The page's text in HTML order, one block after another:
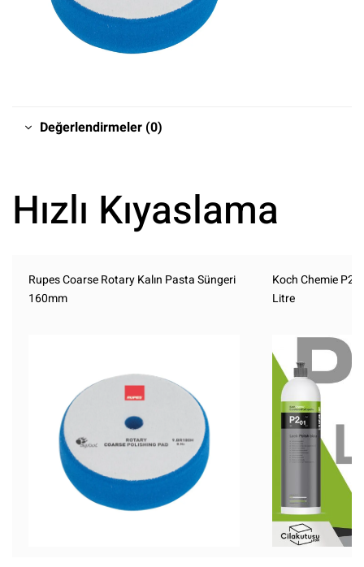
Değerlendirmeler (0)
Hızlı Kıyaslama
Rupes Coarse Rotary Kalın Pasta Süngeri
160mm
Koch Chemie
Litre